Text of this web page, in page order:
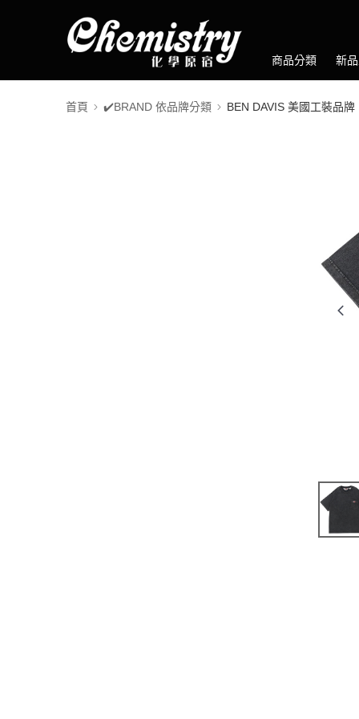
商品分類 新
首頁 ✔️BRAND 依品牌分類 BEN DAVIS 美國工裝品牌